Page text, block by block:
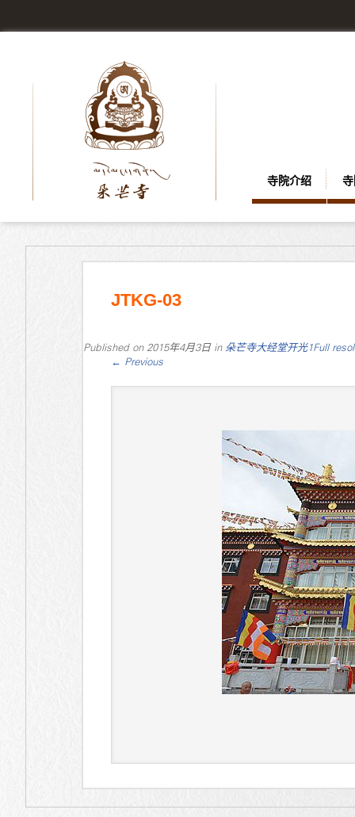
寺院介绍
JTKG-03
Published on 2015年4月3日in 朵芒寺大经堂开光1Full
← Previous